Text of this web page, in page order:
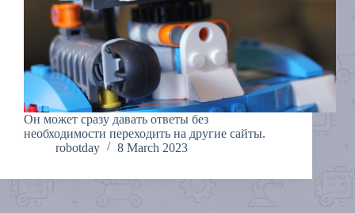
Он может сразу давать ответы без
необходимости переходить на другие сайты.
robotday
8 March 2023